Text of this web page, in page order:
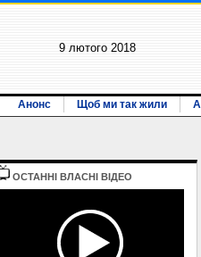
9 лютого 2018
Анонс Щоб ми так жили
ОСТАННI ВЛАСНI ВIДЕО